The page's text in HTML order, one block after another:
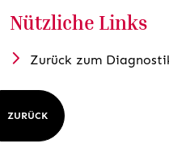
Nützliche Links
Zurück zum
ZURÜCK